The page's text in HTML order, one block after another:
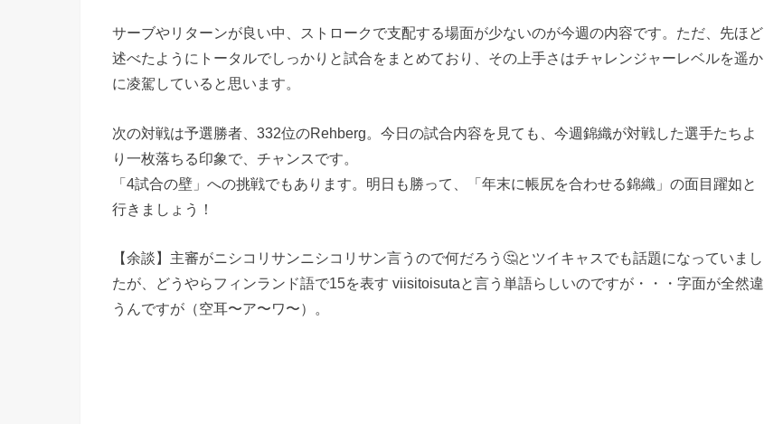
サーブやリターンが良い中、ストロークで支配する場面が少ないのが今週の内容です。ただ、先ほど
述べたようにトータルでしっかりと試合をまとめており、その上手さはチャレンジャーレベルを遥か
に凌駕していると思います。
次の対戦は予選勝者、332位のRehberg。今日の試合内容を見ても、今週錦織が対戦した選手たちよ
り一枚落ちる印象で、チャンスです。
「4試合の壁」への挑戦でもあります。明日も勝って、「年末に帳尻を合わせる錦織」の面目躍如と
行きましょう！
【余談】主審がニシコリサンニシコリサン言うので何だろう🤔とツイキャスでも話題になっていまし
たが、どうやらフィンランド語で15を表す viisitoisutaと言う単語らしいのですが・・・字面が全然違
うんですが（空耳〜ア〜ワ〜）。